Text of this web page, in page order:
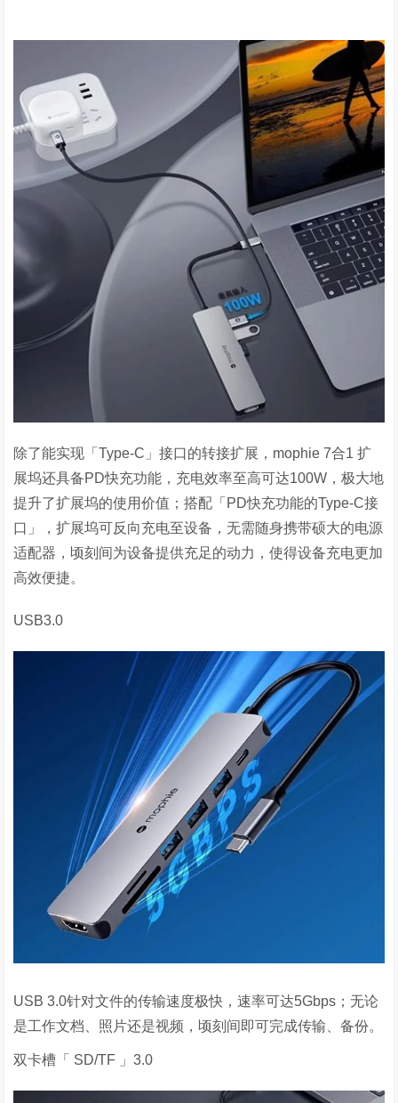
除了能实现「Type-C 」接口的转接扩展， mophie 7合1扩
展坞还具备PD快充功能，充电效率至高可达100W ，极大地
提升了扩展坞的使用价值；搭配「 PD快充功能的Type-C接
口」，扩展坞可反向充电至设备，无需随身携带硕大的电源
适配器，顷刻间为设备提供充足的动力，使得设备充电更加
高效便捷。
USB3.0
USB 3.0针对文件的传输速度极快，速率可达5Gbps ；无论
是工作文档、照片还是视频，顷刻间即可完成传输、备份。
双卡槽「 SD/TF 」3.0